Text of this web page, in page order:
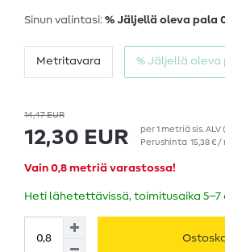
Sinun valintasi: % Jäljellä oleva pala
Metritavara % Jäljellä oleva
14,47 EUR
12,30 EUR per1 metriäsis. ALV
Perushinta 15,38 €
Vain 0,8 metriä varastossa!
Heti lähetettävissä, toimitusaika 5–7